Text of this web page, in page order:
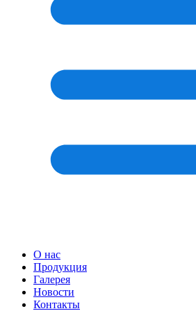
О нас
Продукция
Галерея
Новости
Контакты